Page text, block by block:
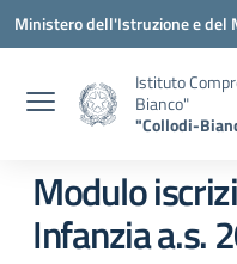
Vai ai contenuti
Vai al menu di navigazione
Vai al footer
Ministero dell'Istruzione e del
Istituto
Bianco"
"Collodi-
Modulo
Infanzia a.s.